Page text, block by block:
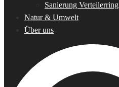
Sanierung Verteilerring
Natur & Umwelt
Über uns